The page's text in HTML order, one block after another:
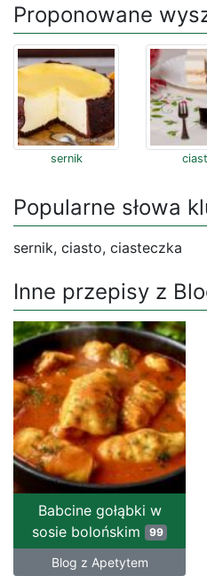
Proponowane
sernik
Popularne słowa
sernik, ciasto, ciasteczka
Inne przepisy z
Babcine gołąbki w
sosie bolońskim
99
Blog z Apetytem